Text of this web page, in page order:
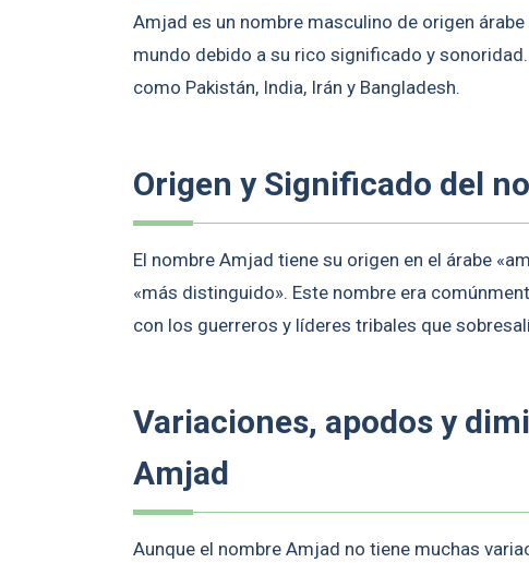
Amjad es un nombre masculino de origen
mundo debido a su rico significado y
como Pakistán, India, Irán y Bangladesh.
Origen y Significado del
El nombre Amjad tiene su origen en el árabe
«más distinguido». Este nombre era
con los guerreros y líderes tribales que
Variaciones, apodos y
Amjad
Aunque el nombre Amjad no tiene muchas